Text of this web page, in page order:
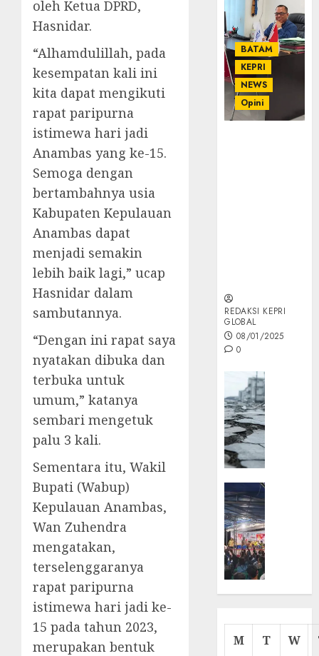
oleh Ketua DPRD,
Hasnidar.
“Alhamdulillah, pada
kesempatan kali ini
kita dapat mengikuti
rapat paripurna
istimewa hari jadi
Anambas yang ke-15.
Semoga dengan
bertambahnya usia
Kabupaten Kepulauan
Anambas dapat
menjadi semakin
lebih baik lagi,” ucap
Hasnidar dalam
sambutannya.
“Dengan ini rapat saya
nyatakan dibuka dan
terbuka untuk
umum,” katanya
sembari mengetuk
palu 3 kali.
Sementara itu, Wakil
Bupati (Wabup)
Kepulauan Anambas,
Wan Zuhendra
mengatakan,
terselenggaranya
rapat paripurna
istimewa hari jadi ke-
15 pada tahun 2023,
merupakan bentuk
BATAM
KEPRI
NEWS
Opini
REDAKSI KEPRI
GLOBAL
08/01/2025
0
Cermin
M T W